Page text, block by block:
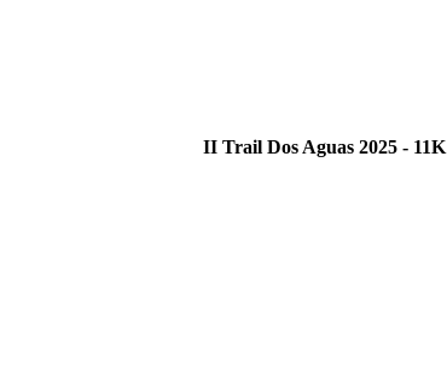
II Trail Dos Aguas 2025 - 11K